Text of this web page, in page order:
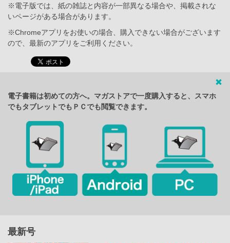
※電子版では、紙の雑誌と内容が一部異なる場合や、掲載されな
いページがある場合があります。
※Chromeアプリをお使いの場合、購入できない場合がございます
ので、最新のアプリをご利用ください。
電子書籍は初めての方へ。マガストアで一度購入すると、スマホ
でもタブレットでもＰＣでも閲覧できます。
最新号